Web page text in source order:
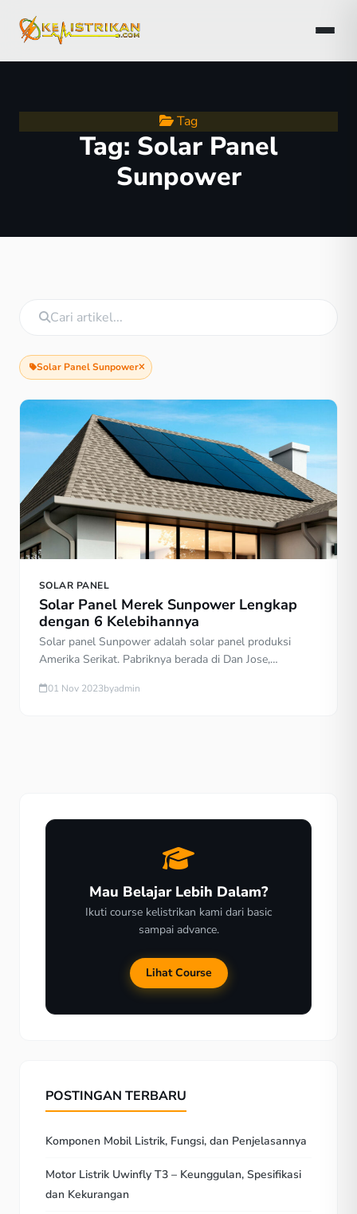
Tag
Tag: Solar Panel
Sunpower
Solar Panel Sunpower
SOLAR PANEL
Solar Panel Merek Sunpower Lengkap
dengan 6 Kelebihannya
Solar panel Sunpower adalah solar panel produksi
Amerika Serikat. Pabriknya berada di Dan Jose,
Filipina dan Meksiko. Sunpower termasuk salah satu
01 Nov 2023byadmin
Mau Belajar Lebih Dalam?
Ikuti course kelistrikan kami dari basic
sampai advance.
Lihat Course
POSTINGAN TERBARU
Komponen Mobil Listrik, Fungsi, dan Penjelasannya
Motor Listrik Uwinfly T3 – Keunggulan, Spesifikasi
dan Kekurangan